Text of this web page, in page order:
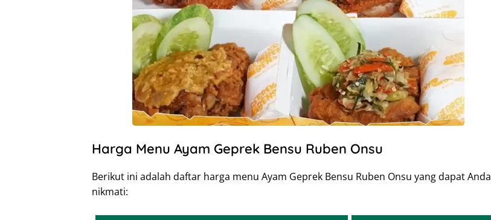
Harga Menu Ayam Geprek Bensu Ruben Onsu
Berikut ini adalah daftar harga menu Ayam Geprek Bensu Ruben Onsu yang dapat Anda
nikmati: